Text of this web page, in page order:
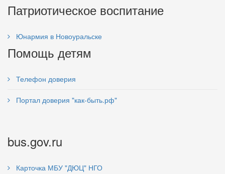
Патриотическое воспитание
Юнармия в Новоуральске
Помощь детям
Телефон доверия
Портал доверия "как-быть.рф"
bus.gov.ru
Карточка МБУ "ДЮЦ" НГО